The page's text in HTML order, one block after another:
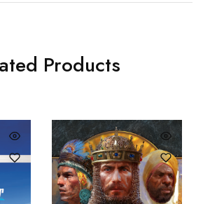
Products